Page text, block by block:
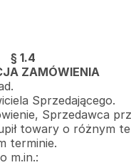
§ 1.4
ZAMÓWIENIA
Sprzedającego.
Sprzedawca
towary o różnym
terminie.
m.in.: